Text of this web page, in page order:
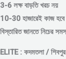
3-6 লক্ষ বাড়তি খরচ নয়
10-30 হাজারেই কাজ
বিস্তারিত জানতে নিচের
ELITE : কদমতলা /